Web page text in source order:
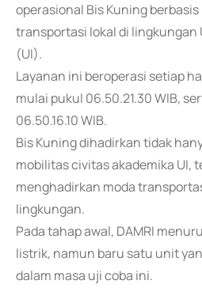
operasional Bis Kuning
transportasi lokal di lingkungan
(UI).
Layanan ini beroperasi setiap
mulai pukul 06.50.21.30 WIB,
06.50.16.10 WIB.
Bis Kuning dihadirkan tidak
mobilitas civitas akademika UI,
menghadirkan moda
lingkungan.
Pada tahap awal, DAMRI
listrik, namun baru satu unit
dalam masa uji coba ini.